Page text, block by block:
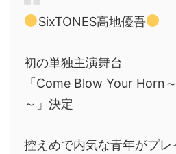
SixTONES高地優吾
初の単独主演舞台
「Come Blow Your Horn
～」決定
控えめで内気な青年がプ